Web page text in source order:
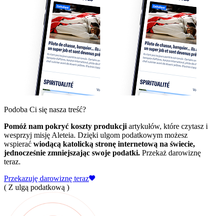
Podoba Ci się nasza treść?
Pomóż nam pokryć koszty produkcji artykułów, które czytasz i
wesprzyj misję Aleteia. Dzięki ulgom podatkowym możesz
wspierać wiodącą katolicką stronę internetową na świecie,
jednocześnie zmniejszając swoje podatki. Przekaż darowiznę
teraz.
Przekazuję darowiznę teraz
( Z ulgą podatkową )